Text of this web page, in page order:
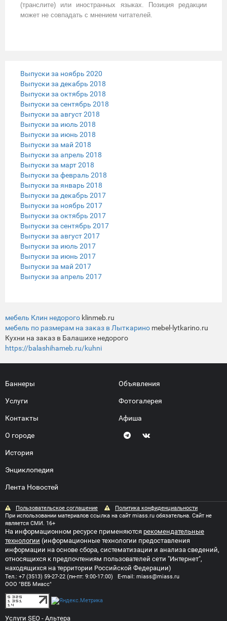
(транслите) или иностранных языках. Позиция редакции
может не совпадать с мнением читателей.
Выпуски за ноябрь 2020
Выпуски за декабрь 2018
Выпуски за октябрь 2018
Выпуски за сентябрь 2018
Выпуски за август 2018
Выпуски за июль 2018
Выпуски за июнь 2018
Выпуски за май 2018
Выпуски за апрель 2018
Выпуски за март 2018
Выпуски за февраль 2018
Выпуски за январь 2018
Выпуски за декабрь 2017
Выпуски за ноябрь 2017
Выпуски за октябрь 2017
Выпуски за сентябрь 2017
Выпуски за август 2017
Выпуски за июль 2017
Выпуски за июнь 2017
Выпуски за май 2017
Выпуски за апрель 2017
мебель Клин недорого klinmeb.ru
мебель по размерам на заказ в Лыткарино mebel-lytkarino.ru
Кухни на заказ в Балашихе недорого
https://balashihameb.ru/kuhni
Баннеры
Услуги
Контакты
О городе
История
Энциклопедия
Лента Новостей
Объявления
Фотогалерея
Афиша
Пользовательское соглашение
Политика конфиденциальности
При использовании материалов ссылка на сайт miass.ru обязательна. Сайт не
является СМИ. 16+
На информационном ресурсе применяются рекомендательные
технологии (информационные технологии предоставления
информации на основе сбора, систематизации и анализа сведений,
относящихся к предпочтениям пользователей сети "Интернет",
находящихся на территории Российской Федерации)
Тел.: +7 (3513) 59-27-22 (пн-пт: 9:00-17:00) E-mail: miass@miass.ru
ООО "ВЕБ Миасс"
Услуги SEO - Альтера